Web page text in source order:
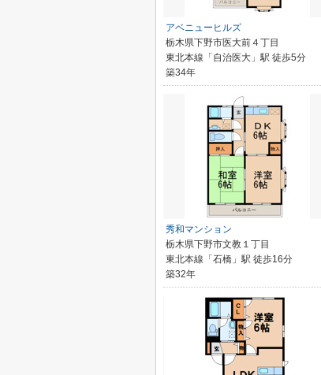
アベニューヒルズ
栃木県下野市医大前４丁目
東北本線「自治医大」駅 徒歩5分
築34年
秀和マンション
栃木県下野市文教１丁目
東北本線「石橋」駅 徒歩16分
築32年